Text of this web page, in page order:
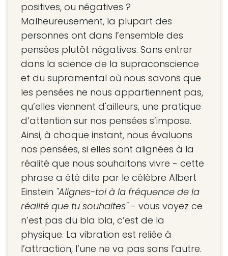
positives, ou négatives ?
Malheureusement, la plupart des
personnes ont dans l’ensemble des
pensées plutôt négatives. Sans entrer
dans la science de la supraconscience
et du supramental où nous savons que
les pensées ne nous appartiennent pas,
qu’elles viennent d'ailleurs, une pratique
d’attention sur nos pensées s’impose.
Ainsi, à chaque instant, nous évaluons
nos pensées, si elles sont alignées à la
réalité que nous souhaitons vivre - cette
phrase a été dite par le célèbre Albert
Einstein "Alignes-toi à la fréquence de la
réalité que tu souhaites"- vous voyez ce
n’est pas du bla bla, c’est de la
physique. La vibration est reliée à
l’attraction, l’une ne va pas sans l’autre.